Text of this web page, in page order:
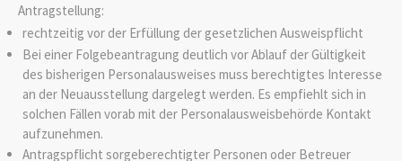
Antragstellung:
rechtzeitig vor der Erfüllung der gesetzlichen Ausweispflicht
Bei einer Folgebeantragung deutlich vor Ablauf der Gültigkeit
des bisherigen Personalausweises muss berechtigtes Interesse
an der Neuausstellung dargelegt werden. Es empfiehlt sich in
solchen Fällen vorab mit der Personalausweisbehörde Kontakt
aufzunehmen.
Antragspflicht sorgeberechtigter Personen oder Betreuer